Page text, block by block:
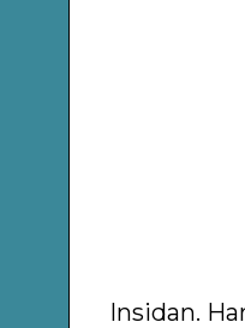
Insidan.